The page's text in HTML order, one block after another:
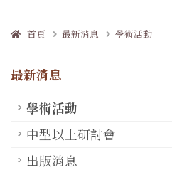
首頁 最新消息 學術活動
最新消息
學術活動
中型以上研討會
出版消息